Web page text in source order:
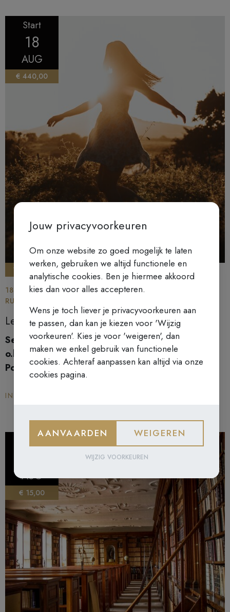
Start
18
AUG
€ 440,00
VIJFDAAGSE
18 AUGUSTUS 2025 TOT 22 AUGUSTUS 2025 - HET
RUSTPUNT
Leven in flow
Sessie vanuit de werkgroep Prisma
o.l.v. P.Patrick Lens, Riet Trypsteen en Griet
Ponseele
INSCHRIJVEN
AUG
€ 15,00
Jouw privacyvoorkeuren
Om onze website zo goed mogelijk te laten
werken, gebruiken we altijd functionele en
analytische cookies. Ben je hiermee akkoord
kies dan voor alles accepteren.
Wens je toch liever je privacyvoorkeuren aan
te passen, dan kan je kiezen voor 'Wijzig
voorkeuren'. Kies je voor 'weigeren', dan
maken we enkel gebruik van functionele
cookies. Achteraf aanpassen kan altijd via onze
cookies pagina.
AANVAARDEN WEIGEREN
WIJZIG VOORKEUREN